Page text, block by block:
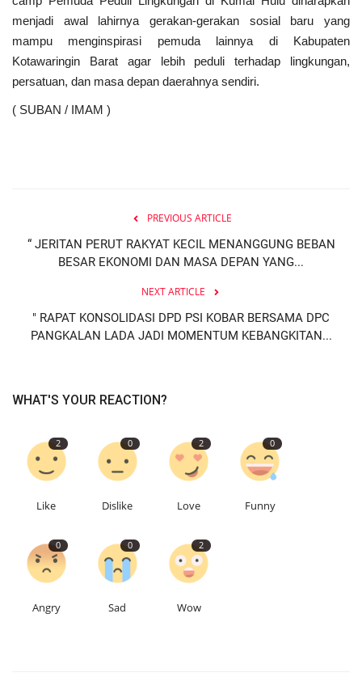
menjadi awal lahirnya gerakan-gerakan sosial baru yang
mampu menginspirasi pemuda lainnya di Kabupaten
Kotawaringin Barat agar lebih peduli terhadap lingkungan,
persatuan, dan masa depan daerahnya sendiri.
( SUBAN / IMAM )
PREVIOUS ARTICLE
“ JERITAN PERUT RAKYAT KECIL MENANGGUNG BEBAN
BESAR EKONOMI DAN MASA DEPAN YANG...
NEXT ARTICLE
" RAPAT KONSOLIDASI DPD PSI KOBAR BERSAMA DPC
PANGKALAN LADA JADI MOMENTUM KEBANGKITAN...
WHAT'S YOUR REACTION?
2
Like
0
Dislike
2
Love
0
Funny
0
Angry
0
Sad
2
Wow